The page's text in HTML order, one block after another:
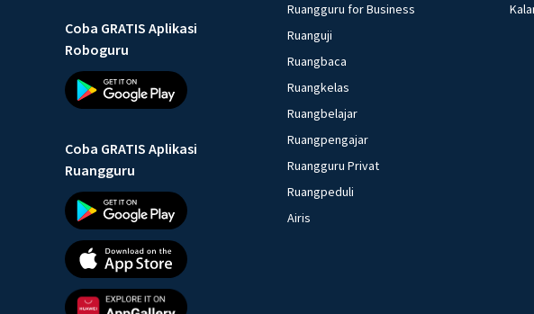
Coba GRATIS Aplikasi
Roboguru
Coba GRATIS Aplikasi
Ruangguru
Ruangguru for Business
Ruanguji
Ruangbaca
Ruangkelas
Ruangbelajar
Ruangpengajar
Ruangguru Privat
Ruangpeduli
Airis